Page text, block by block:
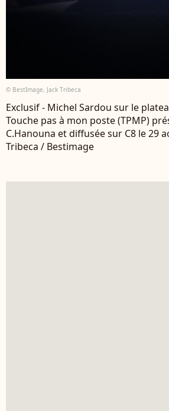
© BestImage, Jack Tribeca
Exclusif - Michel Sardou sur le
Touche pas à mon poste (TPMP)
C.Hanouna et diffusée sur C8 le 29
Tribeca / Bestimage